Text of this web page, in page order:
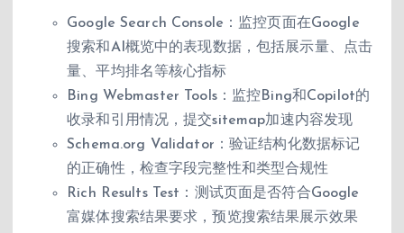
Google Search Console：监控页面在Google
搜索和AI概览中的表现数据，包括展示量、点击
量、平均排名等核心指标
Bing Webmaster Tools：监控Bing和Copilot的
收录和引用情况，提交sitemap加速内容发现
Schema.org Validator：验证结构化数据标记
的正确性，检查字段完整性和类型合规性
Rich Results Test：测试页面是否符合Google
富媒体搜索结果要求，预览搜索结果展示效果